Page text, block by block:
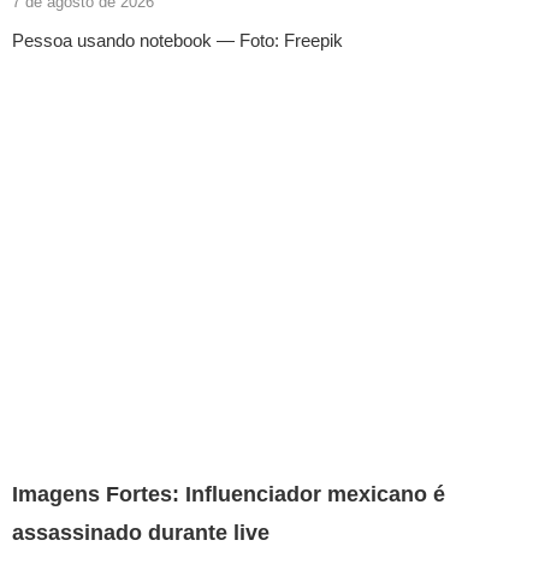
Pessoa usando notebook — Foto: Freepik
Imagens Fortes: Influenciador mexicano é
assassinado durante live